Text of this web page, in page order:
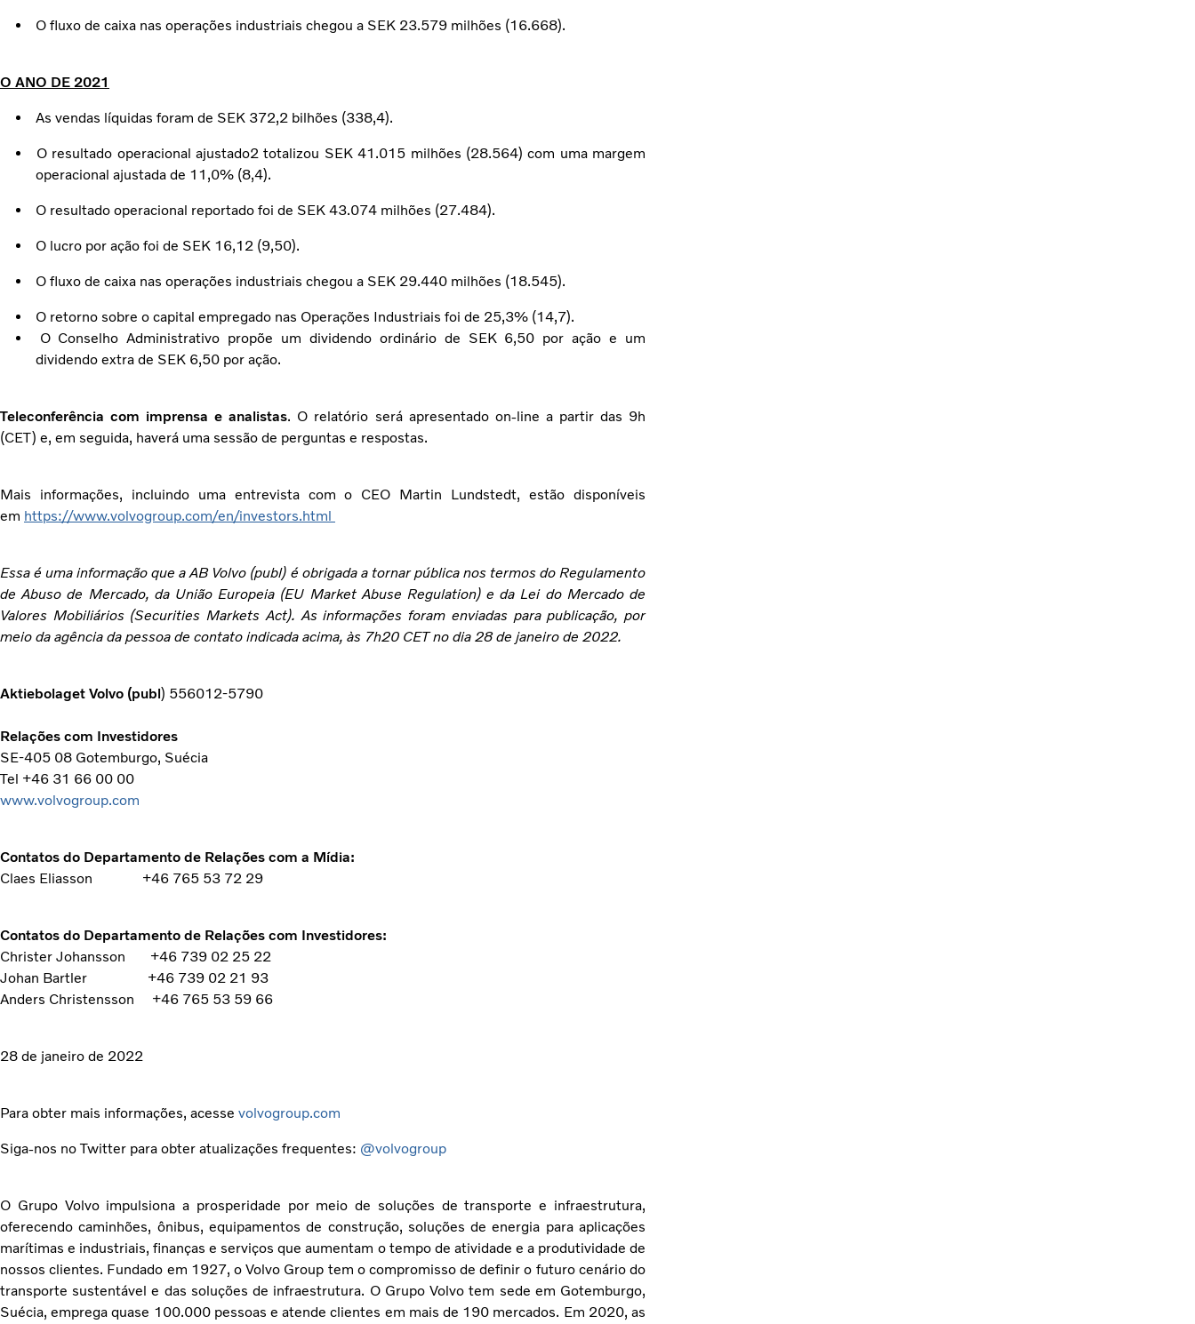
O fluxo de caixa nas operações industriais chegou a SEK 23.579 milhões (16.668).
O ANO DE 2021
As vendas líquidas foram de SEK 372,2 bilhões (338,4).
O resultado operacional ajustado2 totalizou SEK 41.015 milhões (28.564) com uma margem
operacional ajustada de 11,0% (8,4).
O resultado operacional reportado foi de SEK 43.074 milhões (27.484).
O lucro por ação foi de SEK 16,12 (9,50).
O fluxo de caixa nas operações industriais chegou a SEK 29.440 milhões (18.545).
O retorno sobre o capital empregado nas Operações Industriais foi de 25,3% (14,7).
O Conselho Administrativo propõe um dividendo ordinário de SEK 6,50 por ação e um
dividendo extra de SEK 6,50 por ação.
Teleconferência com imprensa e analistas. O relatório será apresentado on-line a partir das 9h
(CET) e, em seguida, haverá uma sessão de perguntas e respostas.
Mais informações, incluindo uma entrevista com o CEO Martin Lundstedt, estão disponíveis
em https://www.volvogroup.com/en/investors.html
Essa é uma informação que a AB Volvo (publ) é obrigada a tornar pública nos termos do Regulamento
de Abuso de Mercado, da União Europeia (EU Market Abuse Regulation) e da Lei do Mercado de
Valores Mobiliários (Securities Markets Act). As informações foram enviadas para publicação, por
meio da agência da pessoa de contato indicada acima, às 7h20 CET no dia 28 de janeiro de 2022.
Aktiebolaget Volvo (publ) 556012-5790
Relações com Investidores
SE-405 08 Gotemburgo, Suécia
Tel +46 31 66 00 00
www.volvogroup.com
Contatos do Departamento de Relações com a Mídia:
Claes Eliasson +46 765 53 72 29
Contatos do Departamento de Relações com Investidores:
Christer Johansson +46 739 02 25 22
Johan Bartler +46 739 02 21 93
Anders Christensson +46 765 53 59 66
28 de janeiro de 2022
Para obter mais informações, acesse volvogroup.com
Siga-nos no Twitter para obter atualizações frequentes: @volvogroup
O Grupo Volvo impulsiona a prosperidade por meio de soluções de transporte e infraestrutura,
oferecendo caminhões, ônibus, equipamentos de construção, soluções de energia para aplicações
marítimas e industriais, finanças e serviços que aumentam o tempo de atividade e a produtividade de
nossos clientes. Fundado em 1927, o Volvo Group tem o compromisso de definir o futuro cenário do
transporte sustentável e das soluções de infraestrutura. O Grupo Volvo tem sede em Gotemburgo,
Suécia, emprega quase 100.000 pessoas e atende clientes em mais de 190 mercados. Em 2020, as